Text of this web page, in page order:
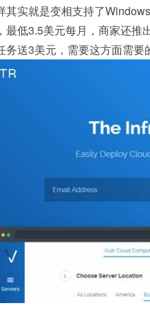
其实就是变相支持了
最低3.5美元每月，商家还推
务送3美元，需要这方面需要